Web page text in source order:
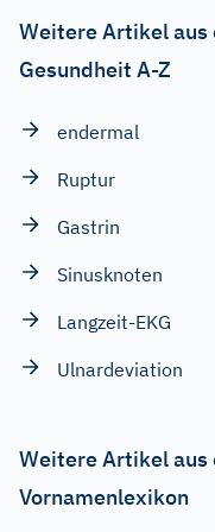
Weitere Artikel aus
Gesundheit A-Z
endermal
Ruptur
Gastrin
Sinusknoten
Langzeit-EKG
Ulnardeviation
Weitere Artikel aus
Vornamenlexikon